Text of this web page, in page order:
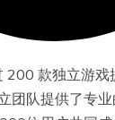
200 款独立游戏
团队提供了专